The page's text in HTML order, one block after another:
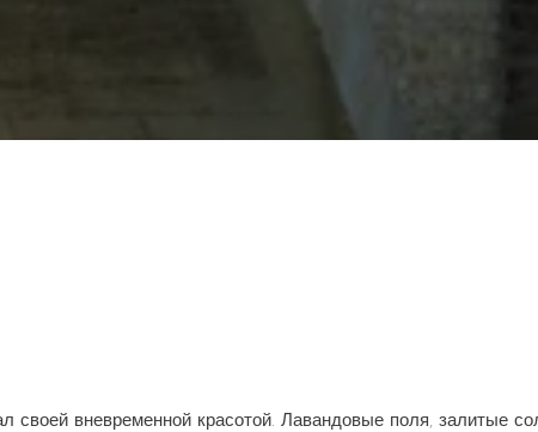
своей вневременной красотой. Лавандовые поля, залитые